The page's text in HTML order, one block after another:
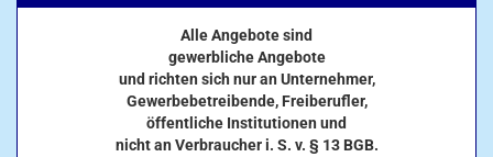
Alle Angebote sind
gewerbliche Angebote
und richten sich nur an Unternehmer,
Gewerbebetreibende, Freiberufler,
öffentliche Institutionen und
nicht an Verbraucher i. S. v. § 13 BGB.